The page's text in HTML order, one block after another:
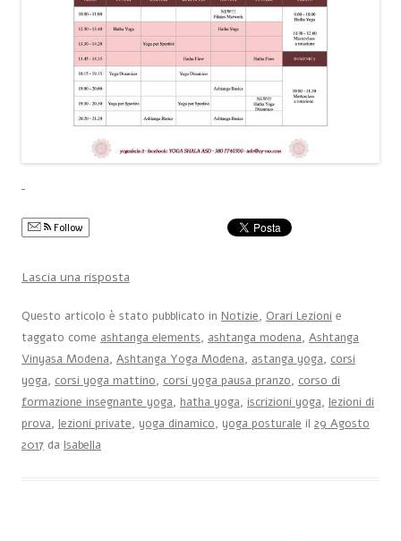
Follow
Lascia una risposta
Questo articolo è stato pubblicato in Notizie, Orari Lezioni e
taggato come ashtanga elements, ashtanga modena, Ashtanga
Vinyasa Modena, Ashtanga Yoga Modena, astanga yoga, corsi
yoga, corsi yoga mattino, corsi yoga pausa pranzo, corso di
formazione insegnante yoga, hatha yoga, iscrizioni yoga, lezioni di
prova, lezioni private, yoga dinamico, yoga posturale il 29 Agosto
2017 da Isabella